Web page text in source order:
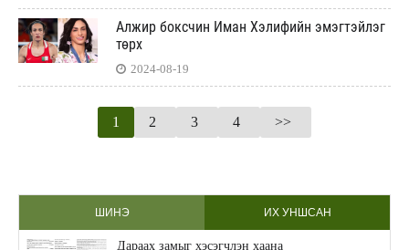
Алжир боксчин Иман Хэлифийн эмэгтэйлэг
төрх
2024-08-19
1 2 3 4 >>
ШИНЭ ИХ УНШСАН
Дараах замыг хэсэгчлэн хаана